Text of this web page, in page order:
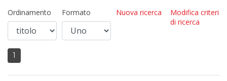
Ordinamento
Formato Nuova ricerca
Modifica criteri
di ricerca
1